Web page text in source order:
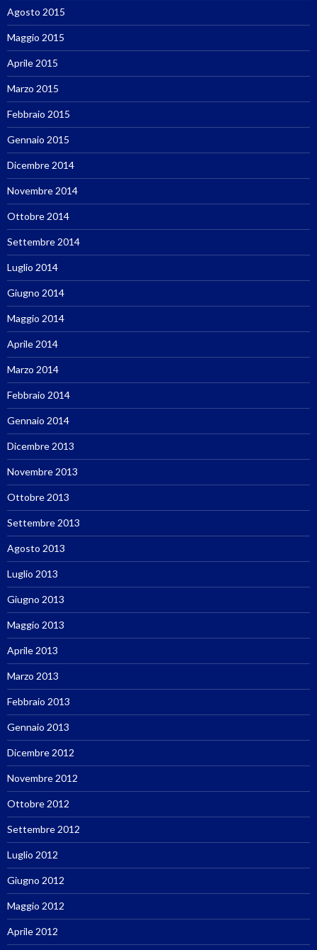
Agosto 2015
Maggio 2015
Aprile 2015
Marzo 2015
Febbraio 2015
Gennaio 2015
Dicembre 2014
Novembre 2014
Ottobre 2014
Settembre 2014
Luglio 2014
Giugno 2014
Maggio 2014
Aprile 2014
Marzo 2014
Febbraio 2014
Gennaio 2014
Dicembre 2013
Novembre 2013
Ottobre 2013
Settembre 2013
Agosto 2013
Luglio 2013
Giugno 2013
Maggio 2013
Aprile 2013
Marzo 2013
Febbraio 2013
Gennaio 2013
Dicembre 2012
Novembre 2012
Ottobre 2012
Settembre 2012
Luglio 2012
Giugno 2012
Maggio 2012
Aprile 2012